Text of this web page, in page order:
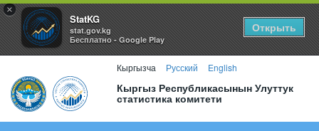
×
StatKG
stat.gov.kg
Бесплатно - Google Play
Открыть
Кыргызча Русский English
Кыргыз Республикасынын Улуттук
статистика комитети